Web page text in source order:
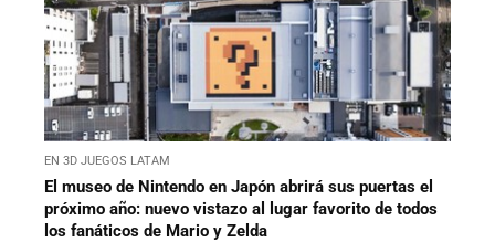
EN 3D JUEGOS LATAM
El museo de Nintendo en Japón abrirá sus puertas el
próximo año: nuevo vistazo al lugar favorito de todos
los fanáticos de Mario y Zelda